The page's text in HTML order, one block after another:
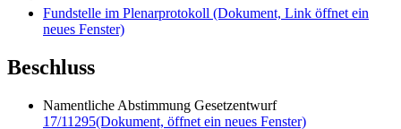
Fundstelle im Plenarprotokoll (Dokument, Link öffnet ein
neues Fenster)
Beschluss
Namentliche Abstimmung Gesetzentwurf
17/11295(Dokument, öffnet ein neues Fenster)